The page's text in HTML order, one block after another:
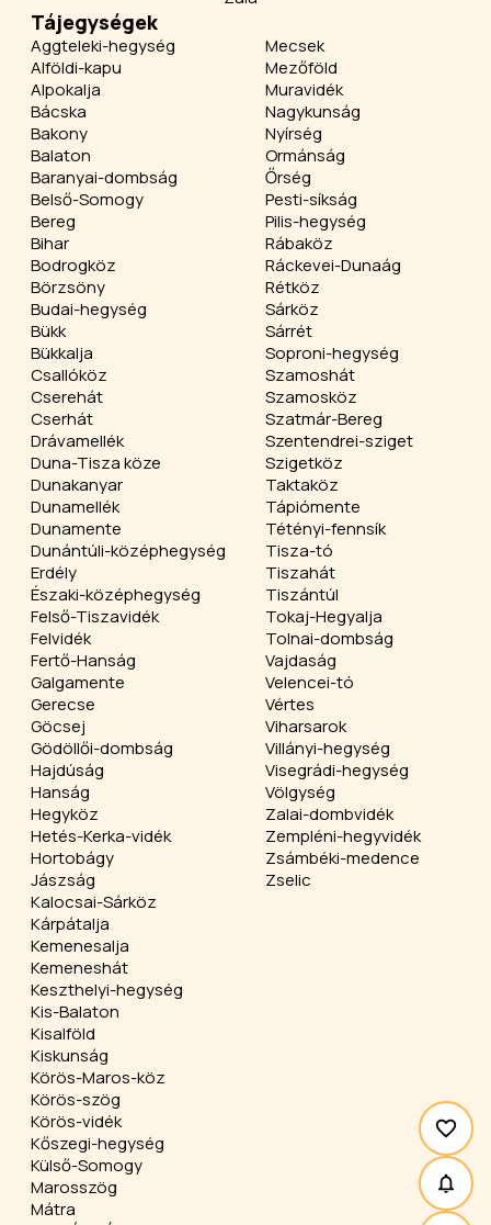
Tájegységek
Aggteleki-hegység
Alföldi-kapu
Alpokalja
Bácska
Bakony
Balaton
Baranyai-dombság
Belső-Somogy
Bereg
Bihar
Bodrogköz
Börzsöny
Budai-hegység
Bükk
Bükkalja
Csallóköz
Cserehát
Cserhát
Drávamellék
Duna-Tisza köze
Dunakanyar
Dunamellék
Dunamente
Dunántúli-középhegység
Erdély
Északi-középhegység
Felső-Tiszavidék
Felvidék
Fertő-Hanság
Galgamente
Gerecse
Göcsej
Gödöllői-dombság
Hajdúság
Hanság
Hegyköz
Hetés-Kerka-vidék
Hortobágy
Jászság
Kalocsai-Sárköz
Kárpátalja
Kemenesalja
Kemeneshát
Keszthelyi-hegység
Kis-Balaton
Kisalföld
Kiskunság
Körös-Maros-köz
Körös-szög
Körös-vidék
Kőszegi-hegység
Külső-Somogy
Marosszög
Mátra
Mecsek
Mezőföld
Muravidék
Nagykunság
Nyírség
Ormánság
Őrség
Pesti-síkság
Pilis-hegység
Rábaköz
Ráckevei-Dunaág
Rétköz
Sárköz
Sárrét
Soproni-hegység
Szamoshát
Szamosköz
Szatmár-Bereg
Szentendrei-sziget
Szigetköz
Taktaköz
Tápiómente
Tétényi-fennsík
Tisza-tó
Tiszahát
Tiszántúl
Tokaj-Hegyalja
Tolnai-dombság
Vajdaság
Velencei-tó
Vértes
Viharsarok
Villányi-hegység
Visegrádi-hegység
Völgység
Zalai-dombvidék
Zempléni-hegyvidék
Zsámbéki-medence
Zselic